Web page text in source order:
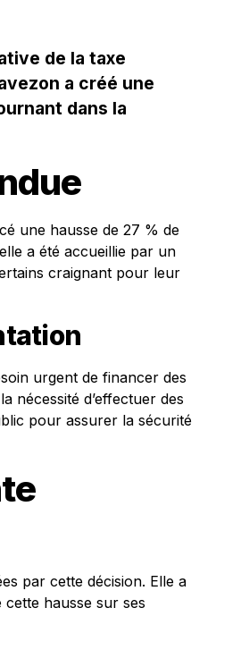
de la taxe
a créé une
dans la
une hausse de 27 % de
a été accueillie par un
craignant pour leur
urgent de financer des
nécessité d’effectuer des
pour assurer la sécurité
par cette décision. Elle a
cette hausse sur ses